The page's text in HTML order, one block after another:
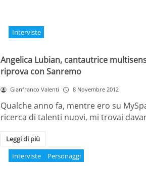
Interviste
Angelica Lubian, cantautrice
riprova con Sanremo
Gianfranco Valenti 8 Novembre 2012
Qualche anno fa, mentre ero su
ricerca di talenti nuovi, mi trovai
Leggi di più
Interviste Personaggi